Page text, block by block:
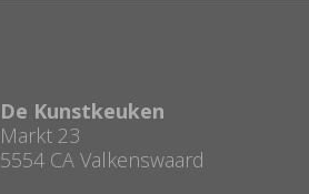
De Kunstkeuken
Markt 23
5554 CA Valkenswaard